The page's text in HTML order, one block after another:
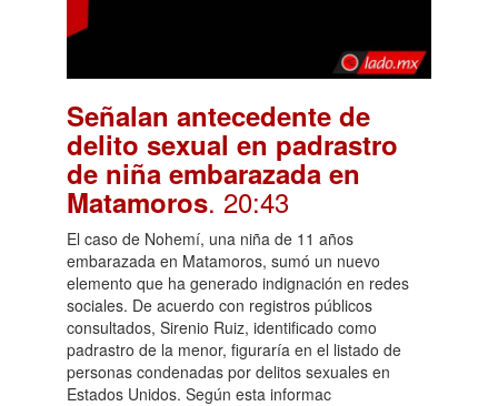
Señalan antecedente de
delito sexual en padrastro
de niña embarazada en
Matamoros. 20:43
El caso de Nohemí, una niña de 11 años
embarazada en Matamoros, sumó un nuevo
elemento que ha generado indignación en redes
sociales. De acuerdo con registros públicos
consultados, Sirenio Ruiz, identificado como
padrastro de la menor, figuraría en el listado de
personas condenadas por delitos sexuales en
Estados Unidos. Según esta informac